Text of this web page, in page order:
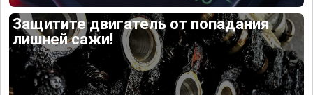
Защитите двигатель от попадания
лишней сажи!